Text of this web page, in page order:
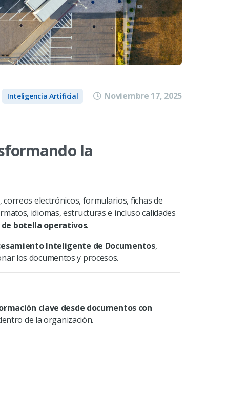
Inteligencia Artificial Noviembre 17, 2025
la
electrónicos, formularios, fichas de
idiomas, estructuras e incluso calidades
botella operativos.
Inteligente de Documentos,
los documentos y procesos.
clave desde documentos con
de la organización.